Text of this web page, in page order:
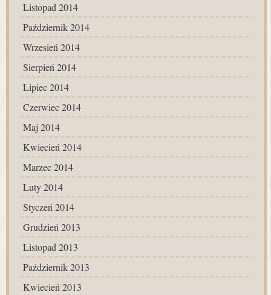
Listopad 2014
Październik 2014
Wrzesień 2014
Sierpień 2014
Lipiec 2014
Czerwiec 2014
Maj 2014
Kwiecień 2014
Marzec 2014
Luty 2014
Styczeń 2014
Grudzień 2013
Listopad 2013
Październik 2013
Kwiecień 2013